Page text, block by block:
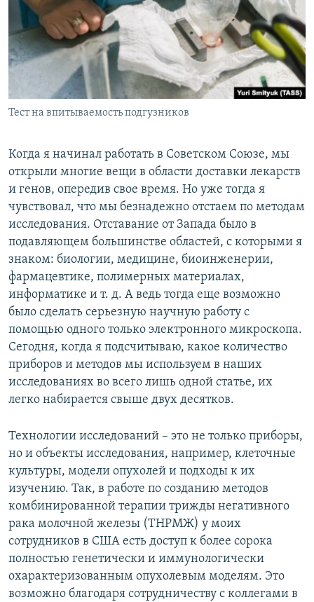
Тест на впитываемость подгузников
Когда я начинал работать в Советском Союзе, мы
открыли многие вещи в области доставки лекарств
и генов, опередив свое время. Но уже тогда я
чувствовал, что мы безнадежно отстаем по методам
исследования. Отставание от Запада было в
подавляющем большинстве областей, с которыми я
знаком: биологии, медицине, биоинженерии,
фармацевтике, полимерных материалах,
информатике и т. д. А ведь тогда еще возможно
было сделать серьезную научную работу с
помощью одного только электронного микроскопа.
Сегодня, когда я подсчитываю, какое количество
приборов и методов мы используем в наших
исследованиях во всего лишь одной статье, их
легко набирается свыше двух десятков.
Технологии исследований – это не только приборы,
но и объекты исследования, например, клеточные
культуры, модели опухолей и подходы к их
изучению. Так, в работе по созданию методов
комбинированной терапии трижды негативного
рака молочной железы (ТНРМЖ) у моих
сотрудников в США есть доступ к более сорока
полностью генетически и иммунологически
охарактеризованным опухолевым моделям. Это
возможно благодаря сотрудничеству с коллегами в